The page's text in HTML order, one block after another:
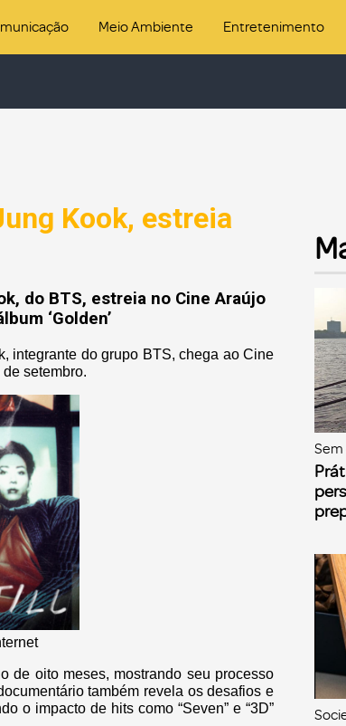
Meio Ambiente Entretenimento
Kook, estreia
do BTS, estreia no Cine Araújo
‘Golden’
integrante do grupo BTS, chega ao Cine
setembro.
de oito meses, mostrando seu processo
também revela os desafios e
o impacto de hits como “Seven” e “3D”
Sem